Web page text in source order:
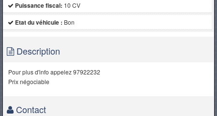
Puissance fiscal: 10 CV
Etat du véhicule : Bon
Description
Pour plus d'info appelez 97922232
Prix négociable
Contact